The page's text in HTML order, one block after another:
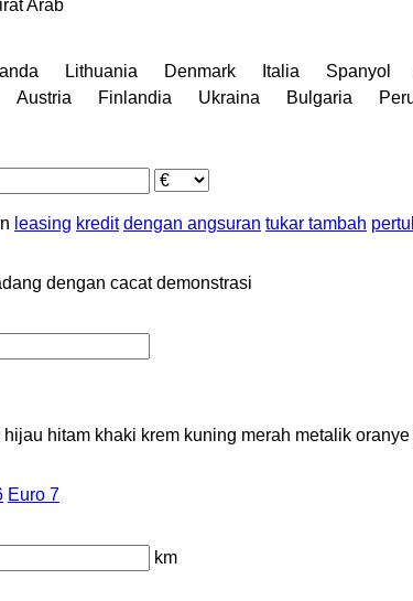
Arab
Lithuania Denmark Italia Spanyol
Austria Finlandia Ukraina Bulgaria
leasing kredit dengan angsuran tukar tambah
dengan cacat demonstrasi
hijau hitam khaki krem kuning merah metalik oranye
Euro 7
km